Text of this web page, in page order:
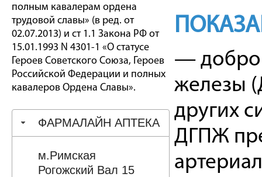
полным кавалерам ордена
трудовой славы» (в ред. от
02.07.2013) и ст 1.1 Закона РФ от
15.01.1993 N 4301-1 «О статусе
Героев Советского Союза, Героев
Российской Федерации и полных
кавалеров Ордена Славы».
ФАРМАЛАЙН АПТЕКА
м.Римская
Рогожский Вал 15
—
железы
других
ДГПЖ